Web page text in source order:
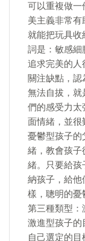
可以重複做一
美主義非常
就能把玩具收
詞是：敏感細
追求完美的人
關注缺點，
無法自拔，就
們的感受力太
面情緒，並很
憂鬱型孩子的
緒，教會孩子
緒。只要給孩
納孩子，給他
樣，聰明的憂
第三種類型：
激進型孩子的
自己選定的